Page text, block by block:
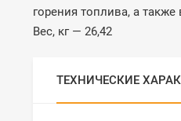
горения топлива, а
Вес, кг — 26,42
ТЕХНИЧЕСКИЕ